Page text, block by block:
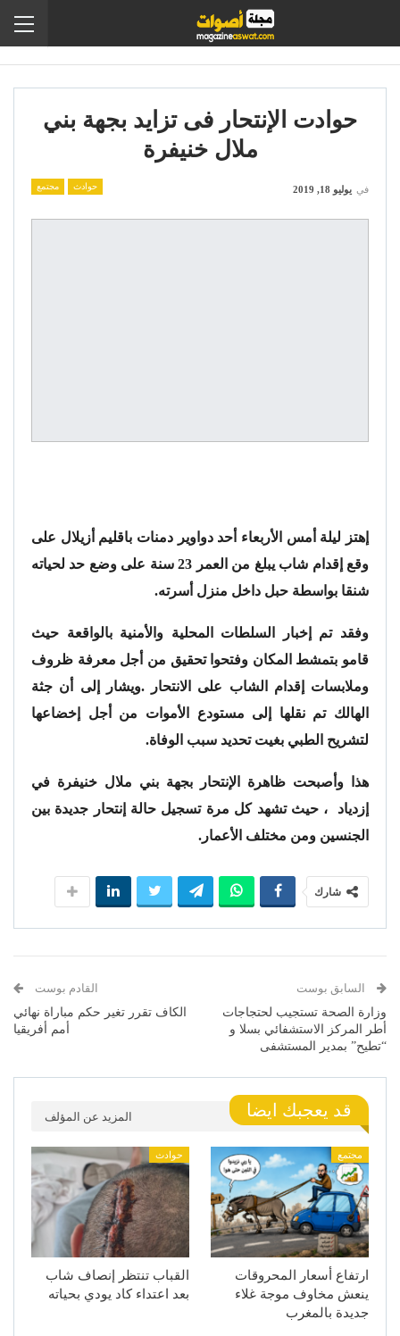
حوادت الإنتحار فى تزايد بجهة بني
ملال خنيفرة
حوادث مجتمع في يوليو 18, 2019
إهتز ليلة أمس الأربعاء أحد دواوير دمنات باقليم أزيلال على
وقع إقدام شاب يبلغ من العمر 23 سنة على وضع حد لحياته
شنقا بواسطة حبل داخل منزل أسرته.
وفقد تم إخبار السلطات المحلية والأمنية بالواقعة حيث
قامو بتمشط المكان وفتحوا تحقيق من أجل معرفة ظروف
وملابسات إقدام الشاب على الانتحار .ويشار إلى أن جثة
الهالك تم نقلها إلى مستودع الأموات من أجل إخضاعها
لتشريح الطبي بغيت تحديد سبب الوفاة.
هذا وأصبحت ظاهرة الإنتحار بجهة بني ملال خنيفرة في
إزدياد ، حيث تشهد كل مرة تسجيل حالة إنتحار جديدة بين
الجنسين ومن مختلف الأعمار.
شارك
السابق بوست
وزارة الصحة تستجيب لحتجاجات
أطر المركز الاستشفائي بسلا و
“تطيح” بمدير المستشفى
القادم بوست
الكاف تقرر تغير حكم مباراة نهائي
أمم أفريقيا
قد يعجبك ايضا المزيد عن المؤلف
مجتمع
ارتفاع أسعار المحروقات
ينعش مخاوف موجة غلاء
جديدة بالمغرب
حوادث
القباب تنتظر إنصاف شاب
بعد اعتداء كاد يودي بحياته